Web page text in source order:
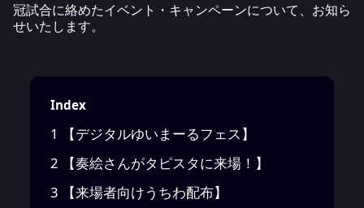
冠試合に絡めたイベント・キャンペーンについて、お知ら
せいたします。
Index
1
【デジタルゆいまーるフェス】
2 【奏絵さんがタピスタに来場！】
3 【来場者向けうちわ配布】